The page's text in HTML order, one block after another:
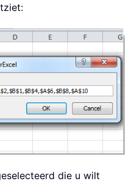
die u wilt